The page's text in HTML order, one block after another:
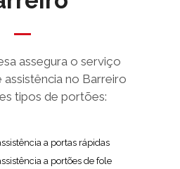
assegura o serviço
no Barreiro
tipos de portões:
a portas rápidas
a portões de fole